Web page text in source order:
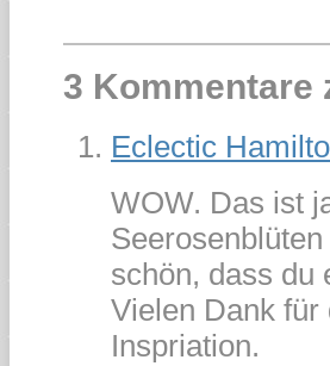
3 Kommentare
Eclectic
WOW. Das ist
schön, dass du
Vielen Dank für
Inspriation.